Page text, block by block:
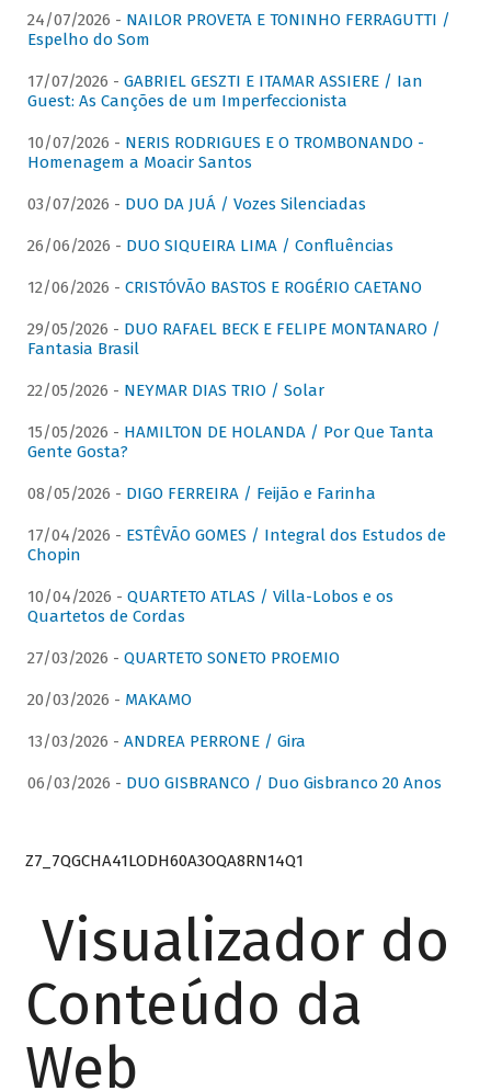
24/07/2026 - NAILOR PROVETA E TONINHO FERRAGUTTI /
Espelho do Som
17/07/2026 - GABRIEL GESZTI E ITAMAR ASSIERE / Ian
Guest: As Canções de um Imperfeccionista
10/07/2026 - NERIS RODRIGUES E O TROMBONANDO -
Homenagem a Moacir Santos
03/07/2026 - DUO DA JUÁ / Vozes Silenciadas
26/06/2026 - DUO SIQUEIRA LIMA / Confluências
12/06/2026 - CRISTÓVÃO BASTOS E ROGÉRIO CAETANO
29/05/2026 - DUO RAFAEL BECK E FELIPE MONTANARO /
Fantasia Brasil
22/05/2026 - NEYMAR DIAS TRIO / Solar
15/05/2026 - HAMILTON DE HOLANDA / Por Que Tanta
Gente Gosta?
08/05/2026 - DIGO FERREIRA / Feijão e Farinha
17/04/2026 - ESTÊVÃO GOMES / Integral dos Estudos de
Chopin
10/04/2026 - QUARTETO ATLAS / Villa-Lobos e os
Quartetos de Cordas
27/03/2026 - QUARTETO SONETO PROEMIO
20/03/2026 - MAKAMO
13/03/2026 - ANDREA PERRONE / Gira
06/03/2026 - DUO GISBRANCO / Duo Gisbranco 20 Anos
Z7_7QGCHA41LODH60A3OQA8RN14Q1
Visualizador do
Conteúdo da
Web